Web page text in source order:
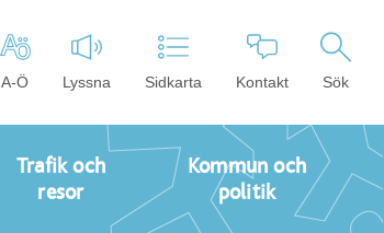
A-Ö Lyssna Sidkarta Kontakt Sök
Trafik och
resor
Kommun och
politik